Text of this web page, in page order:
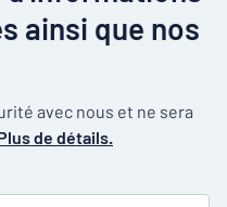
ainsi que nos
avec nous et ne sera
de détails.